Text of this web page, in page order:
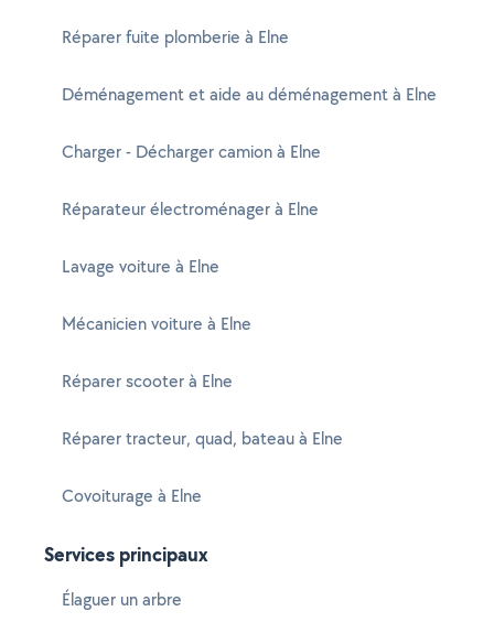
Réparer fuite plomberie à Elne
Déménagement et aide au déménagement à Elne
Charger - Décharger camion à Elne
Réparateur électroménager à Elne
Lavage voiture à Elne
Mécanicien voiture à Elne
Réparer scooter à Elne
Réparer tracteur, quad, bateau à Elne
Covoiturage à Elne
Services principaux
Élaguer un arbre